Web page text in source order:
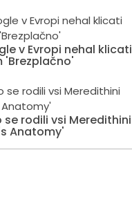
v Evropi nehal klicati
'Brezplačno'
se rodili vsi Meredithini
Anatomy'